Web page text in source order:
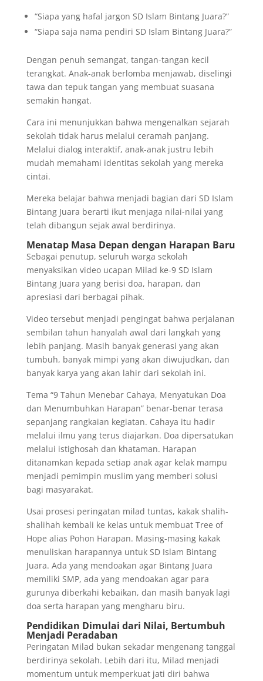
“Siapa yang hafal jargon SD Islam Bintang Juara?”
“Siapa saja nama pendiri SD Islam Bintang Juara?”
Dengan penuh semangat, tangan-tangan kecil
terangkat. Anak-anak berlomba menjawab, diselingi
tawa dan tepuk tangan yang membuat suasana
semakin hangat.
Cara ini menunjukkan bahwa mengenalkan sejarah
sekolah tidak harus melalui ceramah panjang.
Melalui dialog interaktif, anak-anak justru lebih
mudah memahami identitas sekolah yang mereka
cintai.
Mereka belajar bahwa menjadi bagian dari SD Islam
Bintang Juara berarti ikut menjaga nilai-nilai yang
telah dibangun sejak awal berdirinya.
Menatap Masa Depan dengan Harapan Baru
Sebagai penutup, seluruh warga sekolah
menyaksikan video ucapan Milad ke-9 SD Islam
Bintang Juara yang berisi doa, harapan, dan
apresiasi dari berbagai pihak.
Video tersebut menjadi pengingat bahwa perjalanan
sembilan tahun hanyalah awal dari langkah yang
lebih panjang. Masih banyak generasi yang akan
tumbuh, banyak mimpi yang akan diwujudkan, dan
banyak karya yang akan lahir dari sekolah ini.
Tema “9 Tahun Menebar Cahaya, Menyatukan Doa
dan Menumbuhkan Harapan” benar-benar terasa
sepanjang rangkaian kegiatan. Cahaya itu hadir
melalui ilmu yang terus diajarkan. Doa dipersatukan
melalui istighosah dan khataman. Harapan
ditanamkan kepada setiap anak agar kelak mampu
menjadi pemimpin muslim yang memberi solusi
bagi masyarakat.
Usai prosesi peringatan milad tuntas, kakak shalih-
shalihah kembali ke kelas untuk membuat Tree of
Hope alias Pohon Harapan. Masing-masing kakak
menuliskan harapannya untuk SD Islam Bintang
Juara. Ada yang mendoakan agar Bintang Juara
memiliki SMP, ada yang mendoakan agar para
gurunya diberkahi kebaikan, dan masih banyak lagi
doa serta harapan yang mengharu biru.
Pendidikan Dimulai dari Nilai, Bertumbuh
Menjadi Peradaban
Peringatan Milad bukan sekadar mengenang tanggal
berdirinya sekolah. Lebih dari itu, Milad menjadi
momentum untuk memperkuat jati diri bahwa